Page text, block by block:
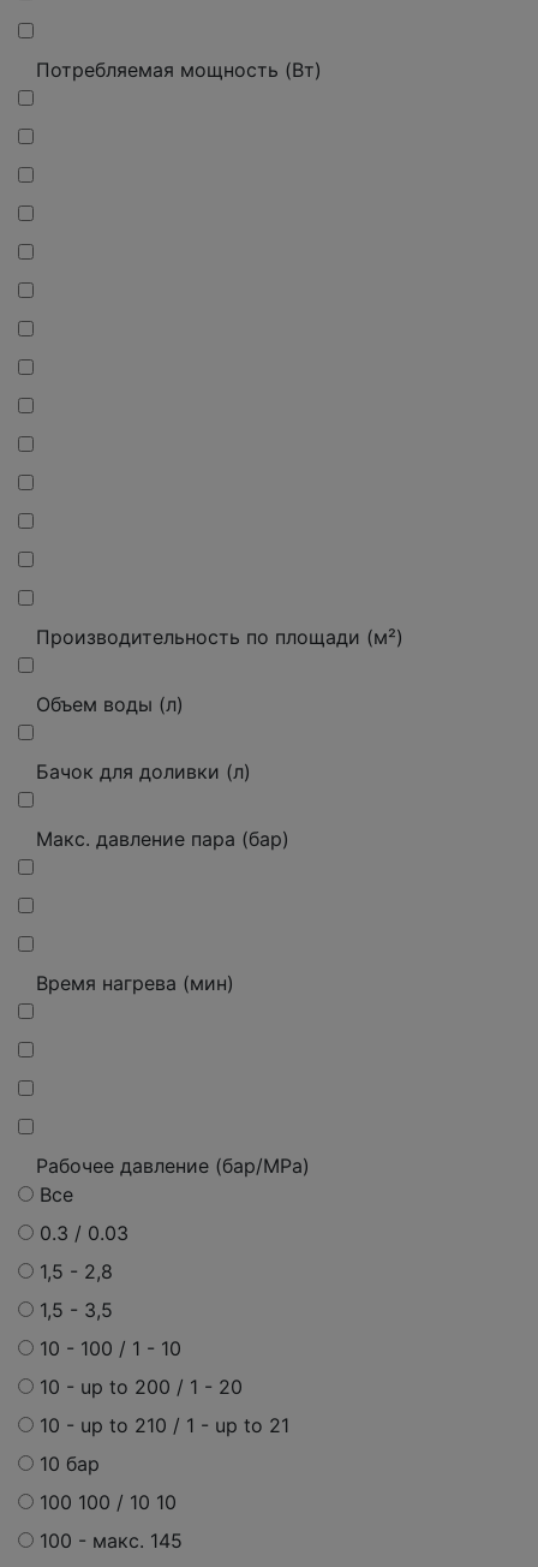
Потребляемая мощность (Вт)
Производительность по площади (м²)
Объем воды (л)
Бачок для доливки (л)
Макс. давление пара (бар)
Время нагрева (мин)
Рабочее давление (бар/MPa)
Все
0.3 / 0.03
1,5 - 2,8
1,5 - 3,5
10 - 100 / 1 - 10
10 - up to 200 / 1 - 20
10 - up to 210 / 1 - up to 21
10 бар
100 100 / 10 10
100 - макс. 145